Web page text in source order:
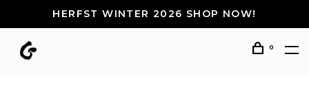
HERFST WINTER 2026 SHOP NOW!
0